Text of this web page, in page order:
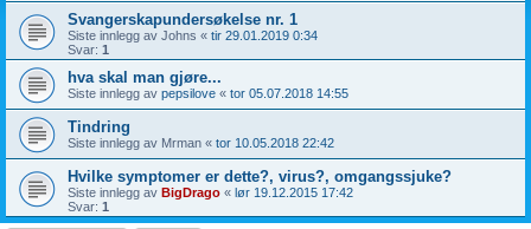
Svangerskapundersøkelse nr. 1
Siste innlegg av Johns « tir 29.01.2019 0:34
Svar: 1
hva skal man gjøre...
Siste innlegg av pepsilove « tor 05.07.2018 14:55
Tindring
Siste innlegg av Mrman « tor 10.05.2018 22:42
Hvilke symptomer er dette?, virus?, omgangssjuke?
Siste innlegg av BigDrago « lør 19.12.2015 17:42
Svar: 1